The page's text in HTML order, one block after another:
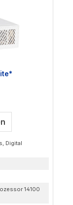
Digital
14100